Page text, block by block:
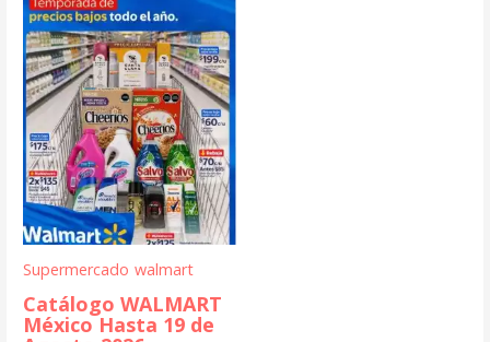
Supermercado walmart
Catálogo WALMART
México Hasta 19 de